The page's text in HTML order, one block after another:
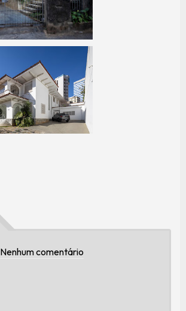
Nenhum comentário